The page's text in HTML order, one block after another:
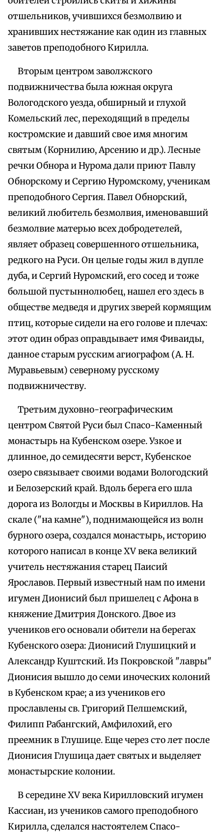
отшельников, учившихся безмолвию и
хранивших нестяжание как один из главных
заветов преподобного Кирилла.
Вторым центром заволжского
подвижничества была южная округа
Вологодского уезда, обширный и глухой
Комельский лес, переходящий в пределы
костромские и давший свое имя многим
святым (Корнилию, Арсению и др.). Лесные
речки Обнора и Нурома дали приют Павлу
Обнорскому и Сергию Нуромскому, ученикам
преподобного Сергия. Павел Обнорский,
великий любитель безмолвия, именовавший
безмолвие матерью всех добродетелей,
являет образец совершенного отшельника,
редкого на Руси. Он целые годы жил в дупле
дуба, и Сергий Нуромский, его сосед и тоже
большой пустыннолюбец, нашел его здесь в
обществе медведя и других зверей кормящим
птиц, которые сидели на его голове и плечах:
этот один образ оправдывает имя Фиваиды,
данное старым русским агиографом (А. Н.
Муравьевым) северному русскому
подвижничеству.
Третьим духовно-географическим
центром Святой Руси был Спасо-Каменный
монастырь на Кубенском озере. Узкое и
длинное, до семидесяти верст, Кубенское
озеро связывает своими водами Вологодский
и Белозерский край. Вдоль берега его шла
дорога из Вологды и Москвы в Кириллов. На
скале ("на камне"), поднимающейся из волн
бурного озера, создался монастырь, историю
которого написал в конце XV века великий
учитель нестяжания старец Паисий
Ярославов. Первый известный нам по имени
игумен Дионисий был пришелец с Афона в
княжение Дмитрия Донского. Двое из
учеников его основали обители на берегах
Кубенского озера: Дионисий Глушицкий и
Александр Куштский. Из Покровской "лавры"
Дионисия вышло до семи иноческих колоний
в Кубенском крае; а из учеников его
прославлены св. Григорий Пелшемский,
Филипп Рабангский, Амфилохий, его
преемник в Глушице. Еще через сто лет после
Дионисия Глушица дает святых и выделяет
монастырские колонии.
В середине XV века Кирилловский игумен
Кассиан, из учеников самого преподобного
Кирилла, сделался настоятелем Спасо-